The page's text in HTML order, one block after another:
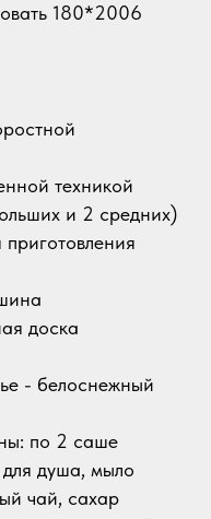
180*2006
техникой
и 2 средних)
доска
- белоснежный
по 2 саше
душа, мыло
чай, сахар